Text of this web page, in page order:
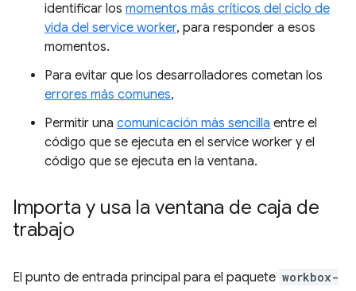
identificar los momentos más críticos del ciclo de
vida del service worker, para responder a esos
momentos.
Para evitar que los desarrolladores cometan los
errores más comunes,
Permitir una comunicación más sencilla entre el
código que se ejecuta en el service worker y el
código que se ejecuta en la ventana.
Importa y usa la ventana de caja de
trabajo
El punto de entrada principal para el paquete workbox-